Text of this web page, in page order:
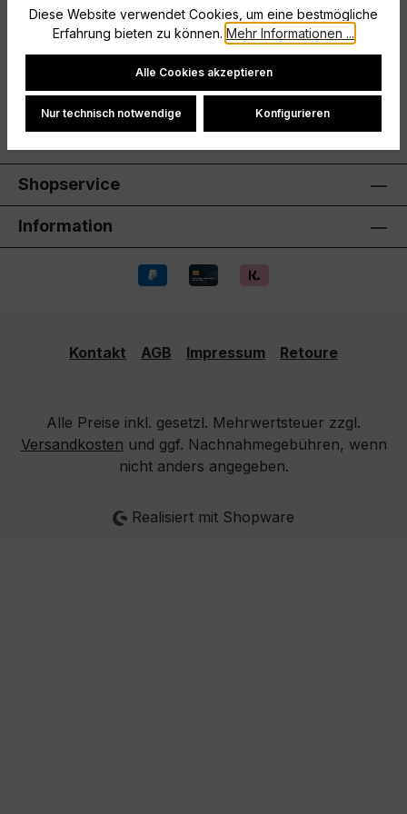
Größe: 176
Shopservice
Information
Kontakt AGB Impressum Retoure
Alle Preise inkl. gesetzl. Mehrwertsteuer zzgl.
Versandkosten und ggf. Nachnahmegebühren, wenn
nicht anders angegeben.
Realisiert mit Shopware
Diese Website verwendet Cookies, um eine bestmögliche
Erfahrung bieten zu können. Mehr Informationen ...
Cookie-Einstellungen
Alle Cookies akzeptieren
Nur technisch notwendige Konfigurieren